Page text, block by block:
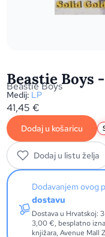
Beastie Boys
Beastie Boys
Medij: LP
41,45€
Dodaj u košaricu
Dodaj u listu želja
Dodavanjem ovog
dostavu
Dostava u Hrvatskoj:
3,00 €, besplatno
knjižara, Avenue Mall